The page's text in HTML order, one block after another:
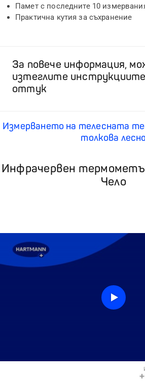
Памет с последните 10
Практична кутия за съхранение
За повече информация,
изтеглите
оттук
Инфрачервен
Чело
Измерването на телесната
толкова лесно